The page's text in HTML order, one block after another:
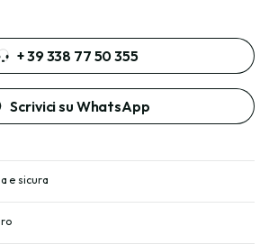
+ 39 338 77 50 355
Scrivici su WhatsApp
e sicura